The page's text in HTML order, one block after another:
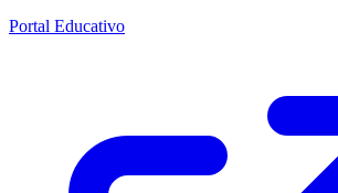
Portal Educativo